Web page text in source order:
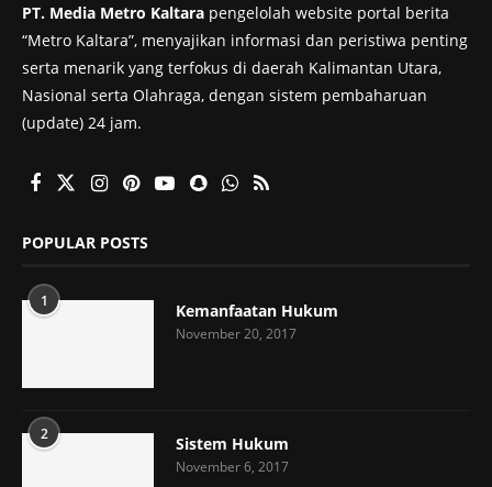
PT. Media Metro Kaltara pengelolah website portal berita
“Metro Kaltara”, menyajikan informasi dan peristiwa penting
serta menarik yang terfokus di daerah Kalimantan Utara,
Nasional serta Olahraga, dengan sistem pembaharuan
(update) 24 jam.
POPULAR POSTS
1 Kemanfaatan Hukum
November 20, 2017
2 Sistem Hukum
November 6, 2017